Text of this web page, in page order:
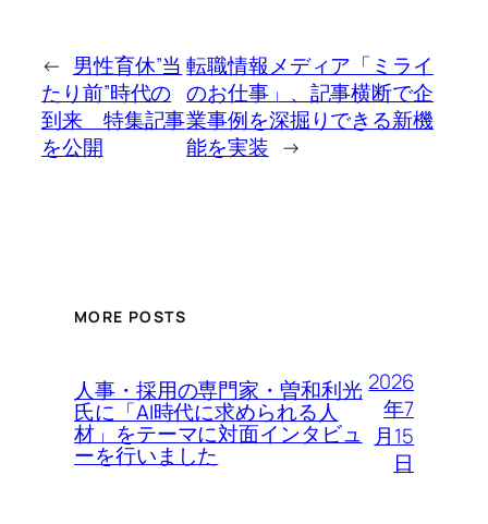
← 男性育休”当
たり前”時代の
到来 特集記事
を公開
転職情報メディア「ミライ
のお仕事」、記事横断で企
業事例を深掘りできる新機
能を実装 →
MORE POSTS
人事・採用の専門家・曽和利光
氏に「AI時代に求められる人
材」をテーマに対面インタビュ
ーを行いました
2026
年7
月15
日